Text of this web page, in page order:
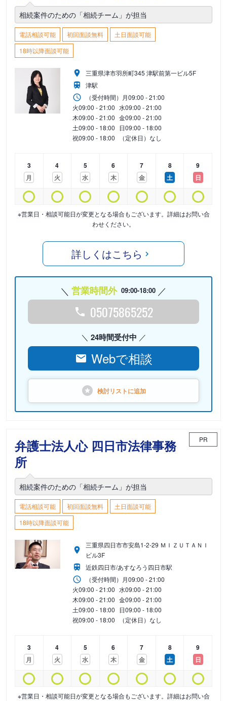
相続案件のための「相続チーム」が担当
電話相談可能 初回面談無料
土日面談可能
18時以降面談可能
三重県津市羽所町345 津駅前第一ビル5F
津駅
（受付時間） 月09:00 - 21:00
火09:00 - 21:00 水09:00 - 21:00
木09:00 - 21:00 金09:00 - 21:00
土09:00 - 18:00 日09:00 - 18:00
祝09:00 - 18:00 （定休日）なし
3
月
4
火
5
水
6
木
7
金
8
土
9
日
※営業日・相談可能日が変更となる場合もございます。詳細はお問い合
わせください。
詳しくはこちら
営業時間外 09:00-18:00
05075865252
24時間受付中
Webで相談
検討リストに追加
弁護士法人心 四日市法律事務
所
PR
相続案件のための「相続チーム」が担当
電話相談可能 初回面談無料
土日面談可能
18時以降面談可能
三重県四日市市安島1-2-29 ＭＩＺＵＴＡＮＩ
ビル3F
近鉄四日市/あすなろう四日市駅
（受付時間） 月09:00 - 21:00
火09:00 - 21:00 水09:00 - 21:00
木09:00 - 21:00 金09:00 - 21:00
土09:00 - 18:00 日09:00 - 18:00
祝09:00 - 18:00 （定休日）なし
3
月
4
火
5
水
6
木
7
金
8
土
9
日
※営業日・相談可能日が変更となる場合もございます。詳細はお問い合